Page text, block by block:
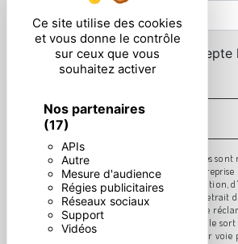
Ce site utilise des cookies
et vous donne le contrôle
sur ceux que vous
souhaitez activer
Nos partenaires
(17)
APIs
Autre
Mesure d'audience
Régies publicitaires
Réseaux sociaux
Support
Vidéos
En cochant cette case,
particulières ci-dessous **
** Les données personnelles communiquées sont
vous contacter. Elles sont destinées à l'entreprise
Vous disposez de droits d’accès, de rectification,
portabilité, de limitation, d’opposition, de retrait
à tout moment et du droit d’introduire une
autorité de contrôle, ainsi que d’organiser le
mortem. Vous pouvez exercer ces droits par